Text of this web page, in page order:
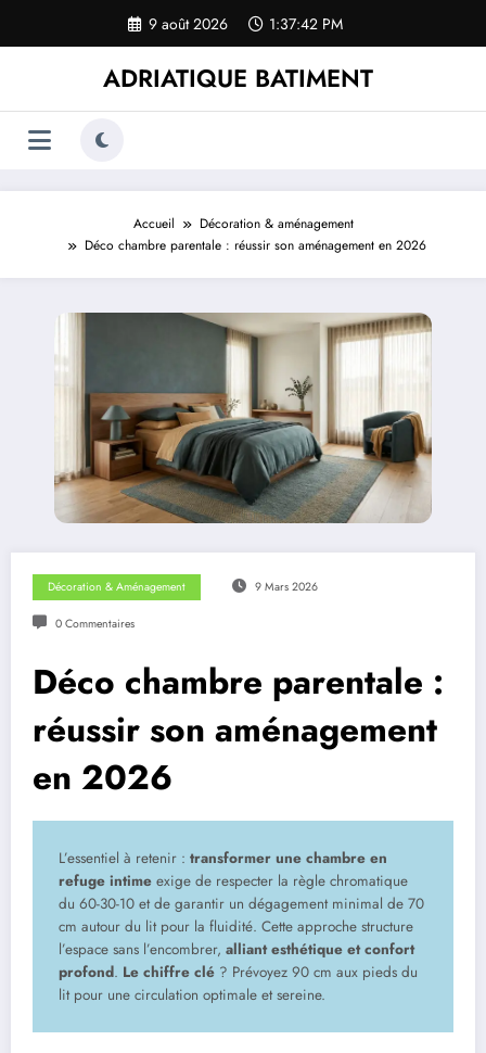
contenu
9 août 2026 1:37:43 PM
ADRIATIQUE BATIMENT
Accueil
Décoration & aménagement
Déco chambre parentale : réussir son aménagement en 2026
Décoration & Aménagement 9 Mars 2026
0 Commentaires
Déco chambre parentale :
réussir son aménagement
en 2026
L’essentiel à retenir : transformer une chambre en
refuge intime exige de respecter la règle chromatique
du 60-30-10 et de garantir un dégagement minimal de 70
cm autour du lit pour la fluidité. Cette approche structure
l’espace sans l’encombrer, alliant esthétique et confort
profond. Le chiffre clé ? Prévoyez 90 cm aux pieds du
lit pour une circulation optimale et sereine.